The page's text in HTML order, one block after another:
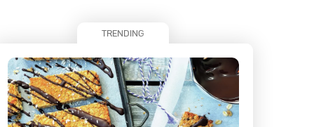
TRENDING